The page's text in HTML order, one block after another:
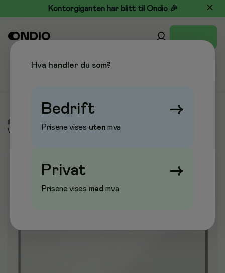
Kontorgiganten har blitt til Ondio 🎉
Whiteboardtavler
Hva handler du som?
Bedrift →
Prisene vises uten mva
Privat →
Prisene vises med mva